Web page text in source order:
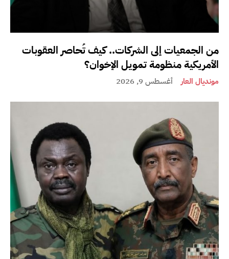
من الجمعيات إلى الشركات.. كيف تُحاصر العقوبات
الأمريكية منظومة تمويل الإخوان؟
مونديال العار أغسطس 9, 2026